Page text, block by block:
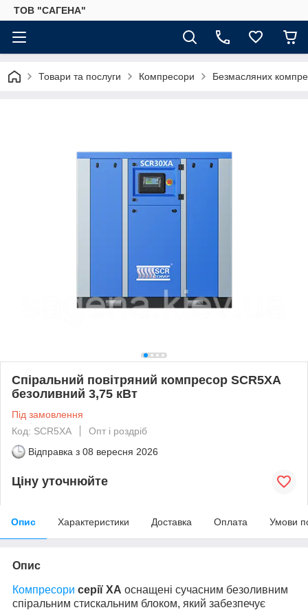
ТОВ "САГЕНА"
Товари та послуги Компресори Безмасляних
Спіральний повітряний компресор SCR5XA
безоливний 3,75 кВт
Під замовлення
Код: SCR5XA
Опт і роздріб
Відправка з 08 вересня 2026
Ціну уточнюйте
Опис Характеристики Доставка Оплата Умови
Опис
Компресори серії XA оснащені сучасним безоливним
спіральним стискальним блоком, який забезпечує